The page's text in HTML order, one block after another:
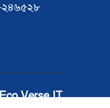
২৪৬৫২৮
Verse IT